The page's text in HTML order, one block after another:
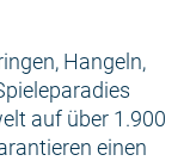
Hangeln,
auf über 1.900
einen